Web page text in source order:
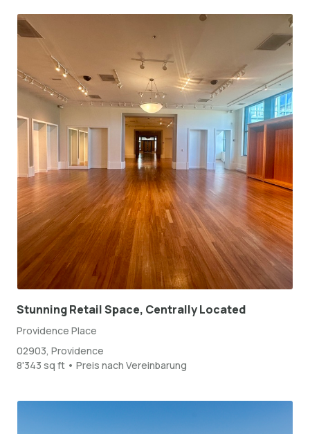
Stunning Retail Space, Centrally Located
Providence Place
02903, Providence
8'343 sq ft • Preis nach Vereinbarung